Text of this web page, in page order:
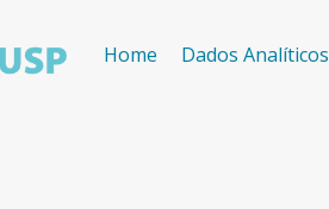
Home Dados Analíticos